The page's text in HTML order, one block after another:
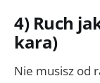
4) Ruch
kara)
Nie musisz od